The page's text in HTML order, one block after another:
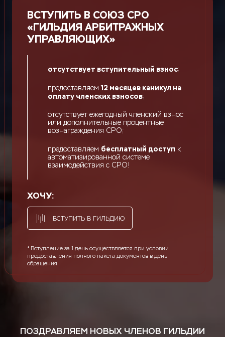
ВСТУПИТЬ В СОЮЗ СРО
«ГИЛЬДИЯ АРБИТРАЖНЫХ
УПРАВЛЯЮЩИХ»
отсутствует вступительный взнос;
предоставляем12 месяцев каникул на
оплату членских взносов;
отсутствует ежегодный членский взнос
или дополнительные процентные
вознаграждения СРО;
предоставляем бесплатный доступ к
автоматизированной системе
взаимодействия с СРО!
ХОЧУ:
ВСТУПИТЬ В ГИЛЬДИЮ
* Вступление за 1 день осуществляется при условии
предоставления полного пакета документов в день
обращения
ПОЗДРАВЛЯЕМ НОВЫХ ЧЛЕНОВ ГИЛЬДИИ